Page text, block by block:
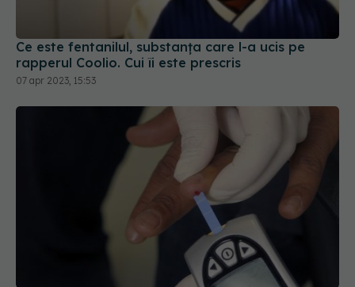
Ce este fentanilul, substanța care l-a ucis pe
rapperul Coolio. Cui îi este prescris
07 apr 2023, 15:53